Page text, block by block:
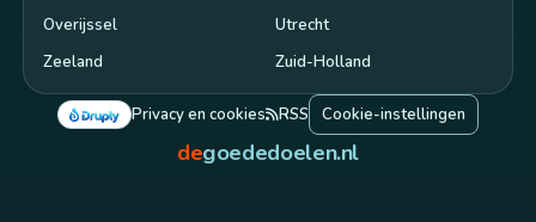
Overijssel
Utrecht
Zeeland
Zuid-Holland
Privacy en cookies RSS Cookie-instellingen
degoededoelen.nl